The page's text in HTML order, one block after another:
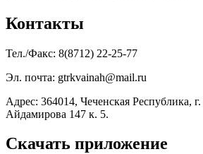
Контакты
Тел./Факс: 8(8712) 22-25-77
Эл. почта: gtrkvainah@mail.ru
Адрес: 364014, Чеченская Республика,
Айдамирова 147 к. 5.
Скачать приложение